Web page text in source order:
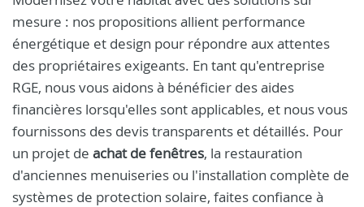
mesure : nos propositions allient performance
énergétique et design pour répondre aux attentes
des propriétaires exigeants. En tant qu'entreprise
RGE, nous vous aidons à bénéficier des aides
financières lorsqu'elles sont applicables, et nous vous
fournissons des devis transparents et détaillés. Pour
un projet de achat de fenêtres, la restauration
d'anciennes menuiseries ou l'installation complète de
systèmes de protection solaire, faites confiance à